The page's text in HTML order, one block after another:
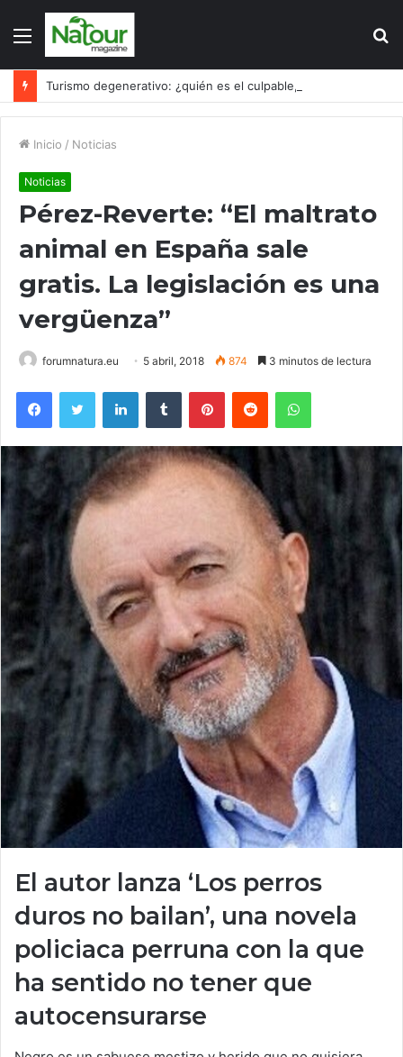
Menú
Inicio / Noticias
Noticias
Pérez-Reverte: “El maltrato
animal en España sale
gratis. La legislación es una
vergüenza”
forumnatura.eu 5 abril, 2018 874 3 minutos de lectura
FacebookTwitter LinkedInTumblr PinterestReddit WhatsApp
El autor lanza ‘Los perros
duros no bailan’, una novela
policiaca perruna con la que
ha sentido no tener que
autocensurarse